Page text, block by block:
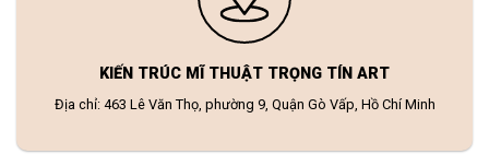
KIẾN TRÚC MĨ THUẬT TRỌNG TÍN ART
Địa chỉ: 463 Lê Văn Thọ, phường 9, Quận Gò Vấp, Hồ Chí Minh